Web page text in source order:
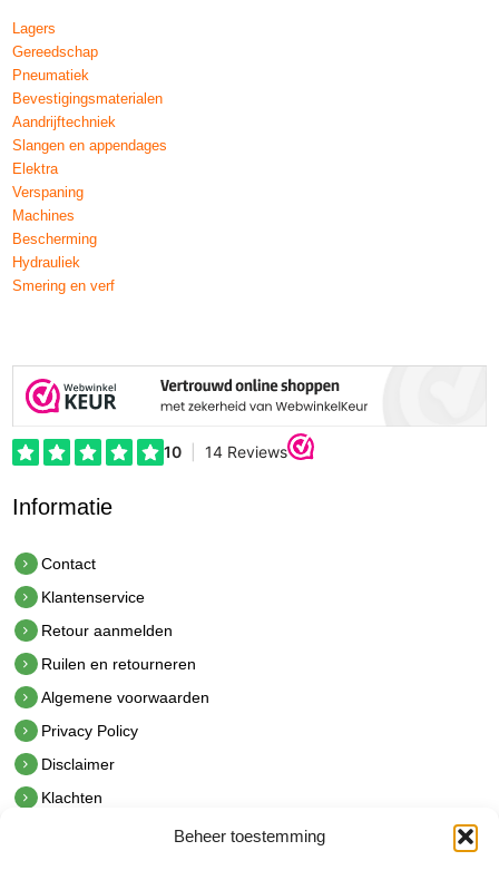
Beheer toestemming
Lagers
Gereedschap
Pneumatiek
Bevestigingsmaterialen
Aandrijftechniek
Slangen en appendages
Elektra
Verspaning
Machines
Bescherming
Hydrauliek
Smering en verf
Informatie
Contact
Klantenservice
Retour aanmelden
Ruilen en retourneren
Algemene voorwaarden
Privacy Policy
Disclaimer
Klachten